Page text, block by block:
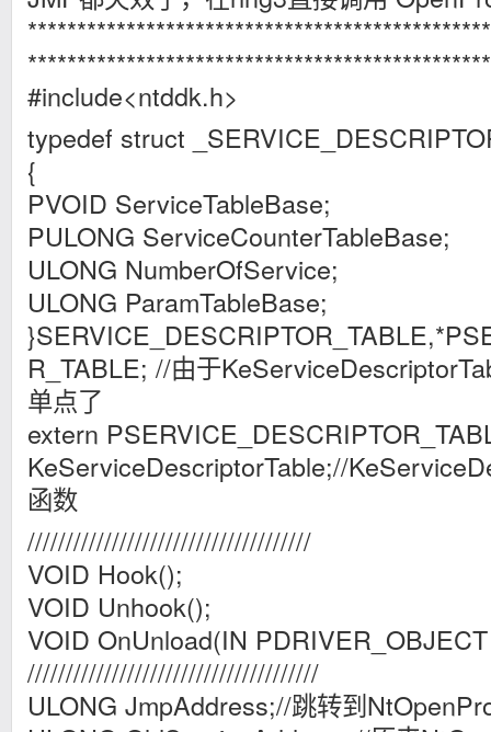
#include<ntddk.h>
typedef struct
{
PVOID ServiceTableBase;
PULONG ServiceCounterTableBase;
ULONG NumberOfService;
ULONG ParamTableBase;
R_TABLE; //由于
单点了
extern
KeServiceDescriptorTable;//
函数
/////////////////////////////////////
VOID Hook();
VOID Unhook();
VOID OnUnload(IN
//////////////////////////////////////
ULONG JmpAddress;//跳转到